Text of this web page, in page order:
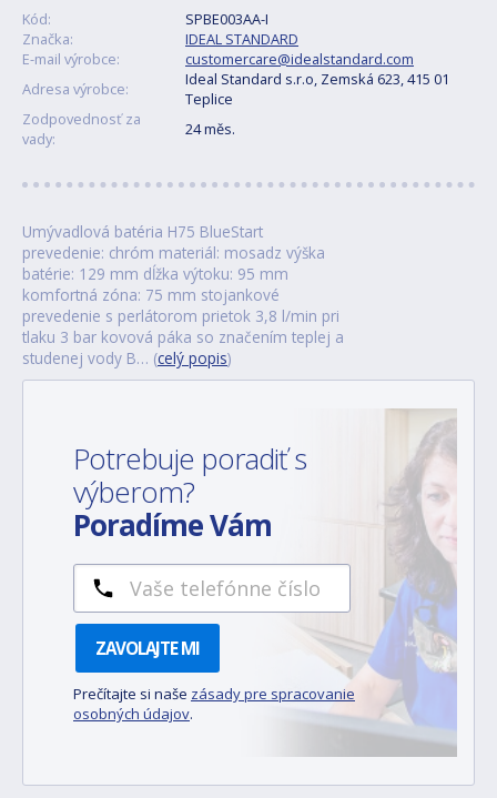
Kód:
SPBE003AA-I
Značka:
IDEAL STANDARD
E-mail výrobce:
customercare@idealstandard.com
Adresa výrobce:
Ideal Standard s.r.o, Zemská 623, 415 01
Teplice
Zodpovednosť za
vady:
24 měs.
Umývadlová batéria H75 BlueStart
prevedenie: chróm materiál: mosadz výška
batérie: 129 mm dĺžka výtoku: 95 mm
komfortná zóna: 75 mm stojankové
prevedenie s perlátorom prietok 3,8 l/min pri
tlaku 3 bar kovová páka so značením teplej a
studenej vody B… (celý popis)
Potrebuje poradiť s
výberom?
Poradíme Vám
ZAVOLAJTE MI
Prečítajte si naše zásady pre spracovanie
osobných údajov.